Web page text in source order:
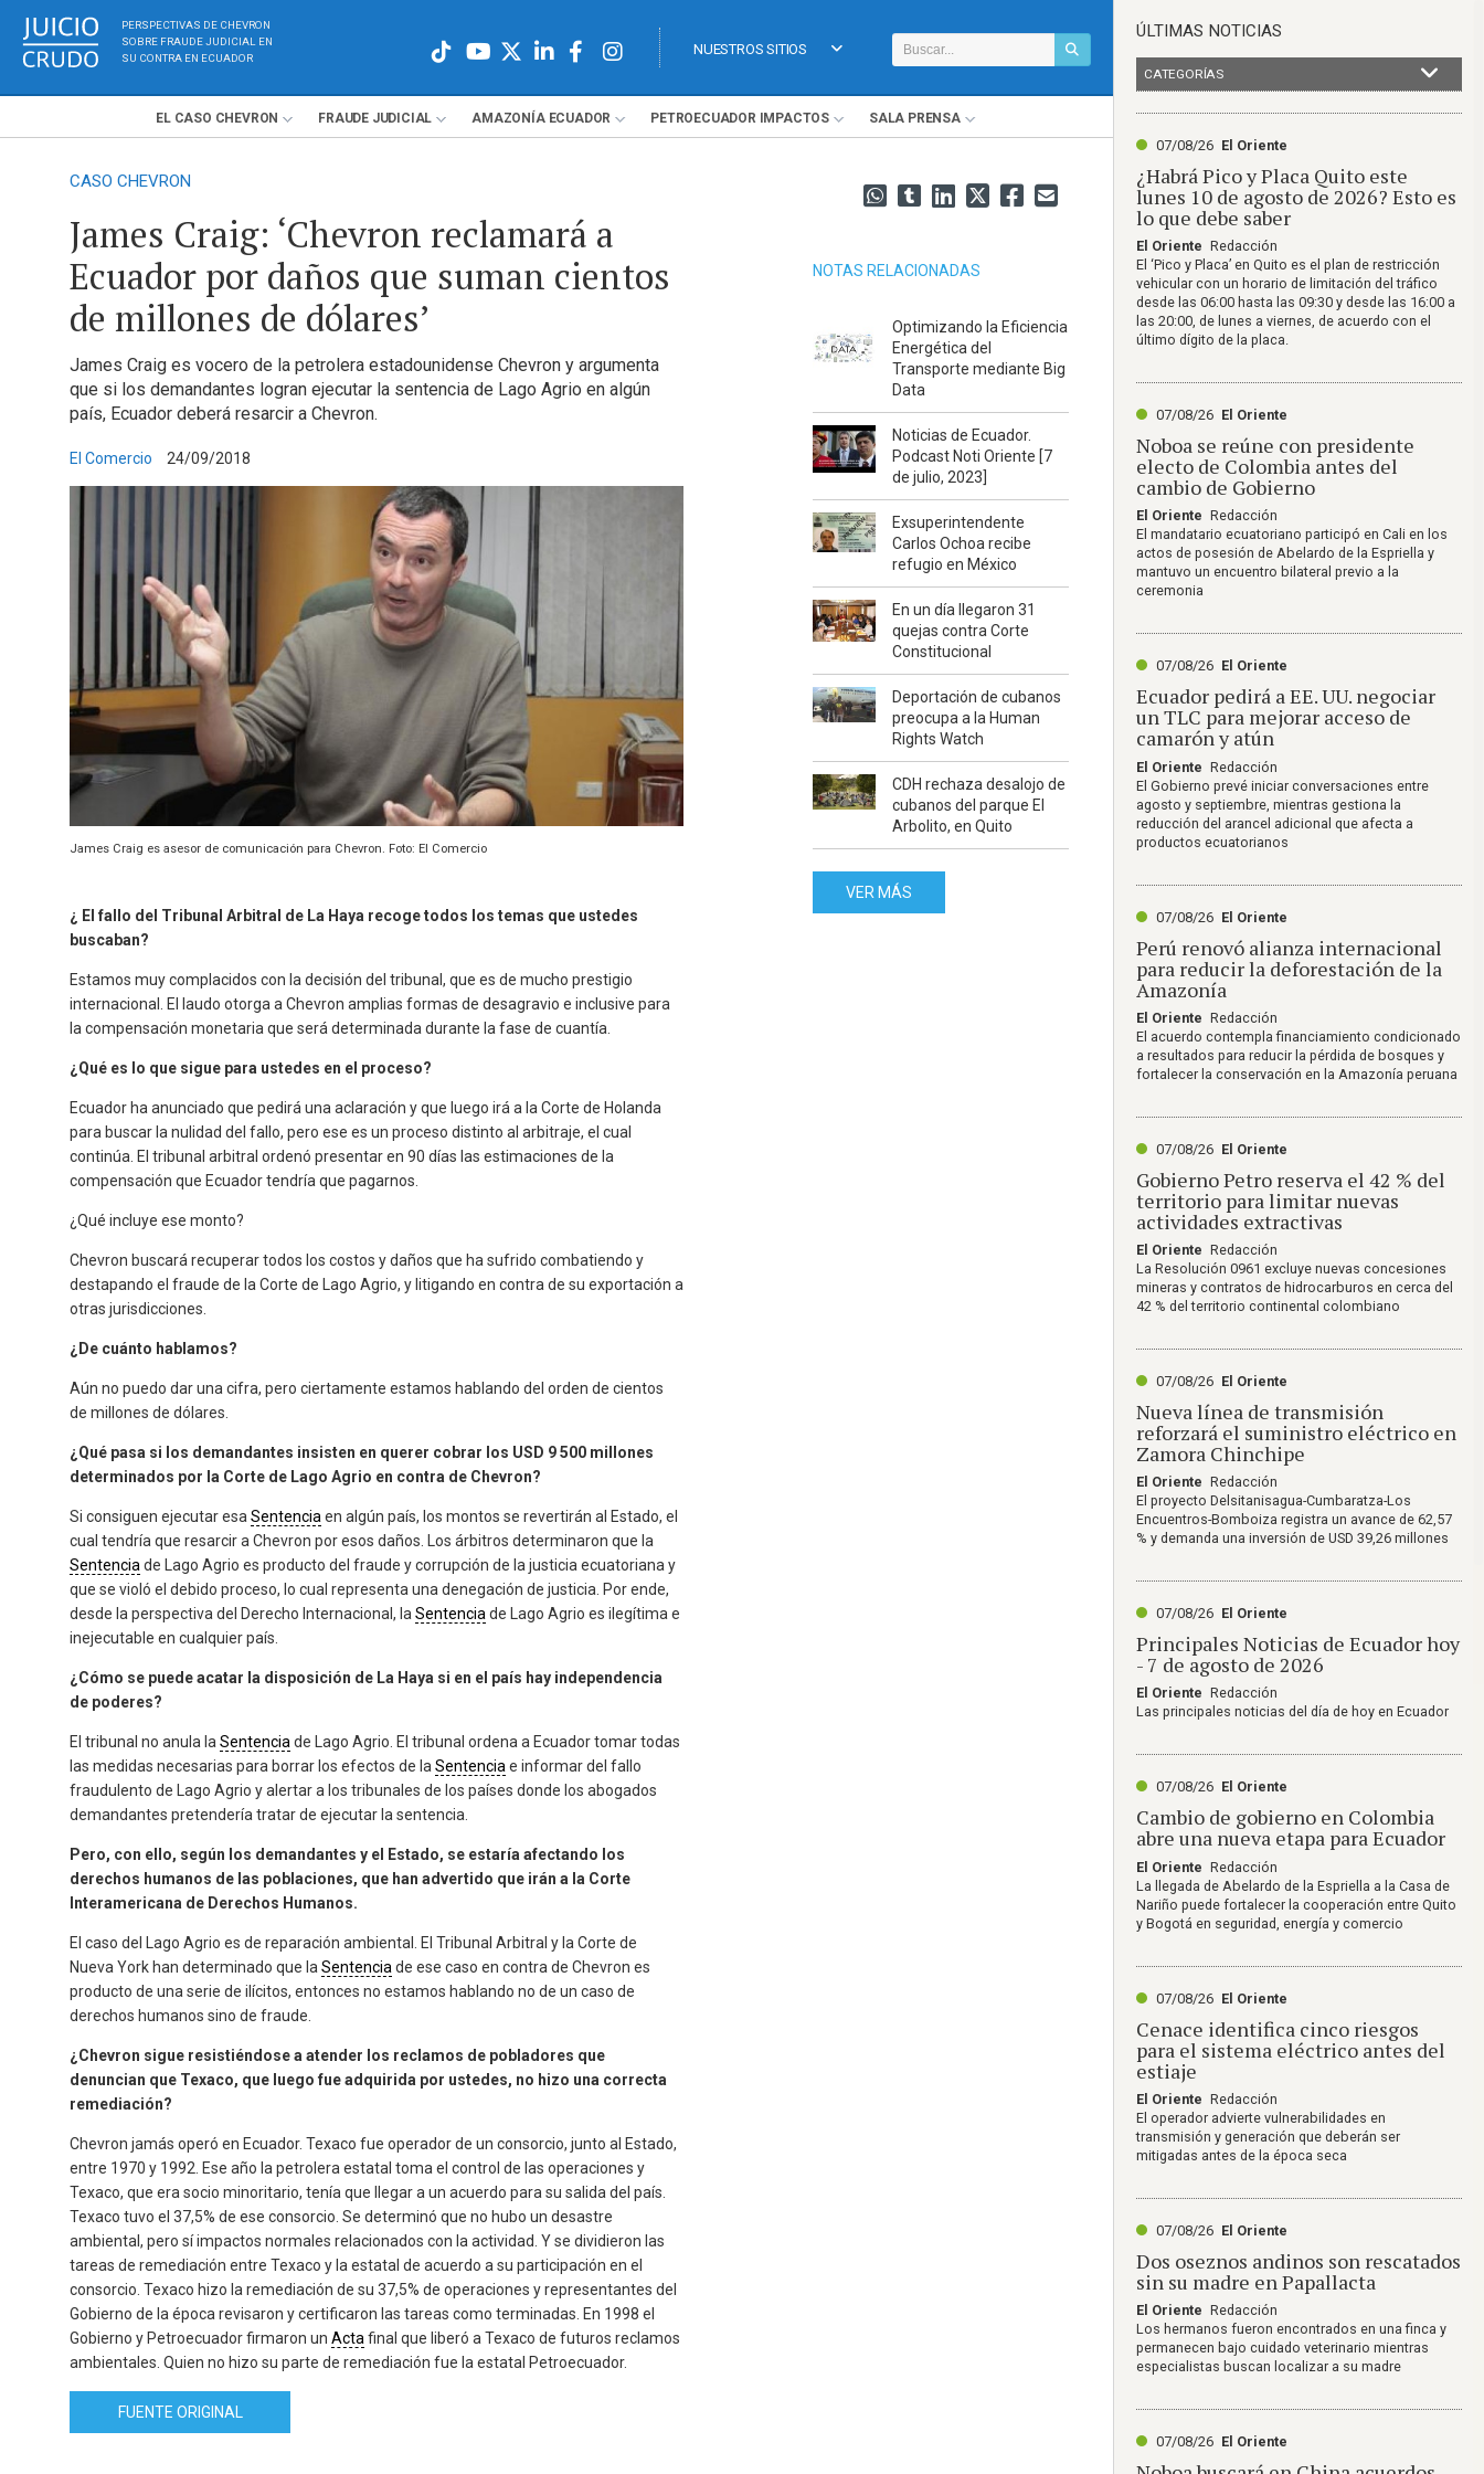
PERSPECTIVAS DE CHEVRON
SOBRE FRAUDE JUDICIAL EN
SU CONTRA EN ECUADOR
NUESTROS SITIOS
EL CASO CHEVRON FRAUDE JUDICIAL AMAZONÍA ECUADOR PETROECUADOR IMPACTOS SALA PRENSA
CASO CHEVRON
James Craig: ‘Chevron reclamará a
Ecuador por daños que suman cientos
de millones de dólares’
James Craig es vocero de la petrolera estadounidense Chevron y argumenta
que si los demandantes logran ejecutar la sentencia de Lago Agrio en algún
país, Ecuador deberá resarcir a Chevron.
El Comercio 24/09/2018
James Craig es asesor de comunicación para Chevron. Foto: El Comercio
¿ El fallo del Tribunal Arbitral de La Haya recoge todos los temas que ustedes
buscaban?
Estamos muy complacidos con la decisión del tribunal, que es de mucho prestigio
internacional. El laudo otorga a Chevron amplias formas de desagravio e inclusive para
la compensación monetaria que será determinada durante la fase de cuantía.
¿Qué es lo que sigue para ustedes en el proceso?
Ecuador ha anunciado que pedirá una aclaración y que luego irá a la Corte de Holanda
para buscar la nulidad del fallo, pero ese es un proceso distinto al arbitraje, el cual
continúa. El tribunal arbitral ordenó presentar en 90 días las estimaciones de la
compensación que Ecuador tendría que pagarnos.
¿Qué incluye ese monto?
Chevron buscará recuperar todos los costos y daños que ha sufrido combatiendo y
destapando el fraude de la Corte de Lago Agrio, y litigando en contra de su exportación a
otras jurisdicciones.
¿De cuánto hablamos?
Aún no puedo dar una cifra, pero ciertamente estamos hablando del orden de cientos
de millones de dólares.
¿Qué pasa si los demandantes insisten en querer cobrar los USD 9 500 millones
determinados por la Corte de Lago Agrio en contra de Chevron?
Si consiguen ejecutar esaSentencia en algún país, los montos se revertirán al Estado, el
cual tendría que resarcir a Chevron por esos daños. Los árbitros determinaron que la
Sentencia de Lago Agrio es producto del fraude y corrupción de la justicia ecuatoriana y
que se violó el debido proceso, lo cual representa una denegación de justicia. Por ende,
desde la perspectiva del Derecho Internacional, laSentencia de Lago Agrio es ilegítima e
inejecutable en cualquier país.
¿Cómo se puede acatar la disposición de La Haya si en el país hay independencia
de poderes?
El tribunal no anula laSentencia de Lago Agrio. El tribunal ordena a Ecuador tomar todas
las medidas necesarias para borrar los efectos de laSentencia e informar del fallo
fraudulento de Lago Agrio y alertar a los tribunales de los países donde los abogados
demandantes pretendería tratar de ejecutar la sentencia.
Pero, con ello, según los demandantes y el Estado, se estaría afectando los
derechos humanos de las poblaciones, que han advertido que irán a la Corte
Interamericana de Derechos Humanos.
El caso del Lago Agrio es de reparación ambiental. El Tribunal Arbitral y la Corte de
Nueva York han determinado que laSentencia de ese caso en contra de Chevron es
producto de una serie de ilícitos, entonces no estamos hablando no de un caso de
derechos humanos sino de fraude.
¿Chevron sigue resistiéndose a atender los reclamos de pobladores que
denuncian que Texaco, que luego fue adquirida por ustedes, no hizo una correcta
remediación?
Chevron jamás operó en Ecuador. Texaco fue operador de un consorcio, junto al Estado,
entre 1970 y 1992. Ese año la petrolera estatal toma el control de las operaciones y
Texaco, que era socio minoritario, tenía que llegar a un acuerdo para su salida del país.
Texaco tuvo el 37,5% de ese consorcio. Se determinó que no hubo un desastre
ambiental, pero sí impactos normales relacionados con la actividad. Y se dividieron las
tareas de remediación entre Texaco y la estatal de acuerdo a su participación en el
consorcio. Texaco hizo la remediación de su 37,5% de operaciones y representantes del
Gobierno de la época revisaron y certificaron las tareas como terminadas. En 1998 el
Gobierno y Petroecuador firmaron unActa final que liberó a Texaco de futuros reclamos
ambientales. Quien no hizo su parte de remediación fue la estatal Petroecuador.
FUENTE ORIGINAL
NOTAS RELACIONADAS
Optimizando la Eficiencia
Energética del
Transporte mediante Big
Data
Noticias de Ecuador.
Podcast Noti Oriente [7
de julio, 2023]
Exsuperintendente
Carlos Ochoa recibe
refugio en México
En un día llegaron 31
quejas contra Corte
Constitucional
Deportación de cubanos
preocupa a la Human
Rights Watch
CDH rechaza desalojo de
cubanos del parque El
Arbolito, en Quito
VER MÁS
ÚLTIMAS NOTICIAS
CATEGORÍAS
07/08/26 El Oriente
¿Habrá Pico y Placa Quito este
lunes 10 de agosto de 2026? Esto es
lo que debe saber
El Oriente Redacción
El ‘Pico y Placa’ en Quito es el plan de restricción
vehicular con un horario de limitación del tráfico
desde las 06:00 hasta las 09:30 y desde las 16:00 a
las 20:00, de lunes a viernes, de acuerdo con el
último dígito de la placa.
07/08/26 El Oriente
Noboa se reúne con presidente
electo de Colombia antes del
cambio de Gobierno
El Oriente Redacción
El mandatario ecuatoriano participó en Cali en los
actos de posesión de Abelardo de la Espriella y
mantuvo un encuentro bilateral previo a la
ceremonia
07/08/26 El Oriente
Ecuador pedirá a EE. UU. negociar
un TLC para mejorar acceso de
camarón y atún
El Oriente Redacción
El Gobierno prevé iniciar conversaciones entre
agosto y septiembre, mientras gestiona la
reducción del arancel adicional que afecta a
productos ecuatorianos
07/08/26 El Oriente
Perú renovó alianza internacional
para reducir la deforestación de la
Amazonía
El Oriente Redacción
El acuerdo contempla financiamiento condicionado
a resultados para reducir la pérdida de bosques y
fortalecer la conservación en la Amazonía peruana
07/08/26 El Oriente
Gobierno Petro reserva el 42 % del
territorio para limitar nuevas
actividades extractivas
El Oriente Redacción
La Resolución 0961 excluye nuevas concesiones
mineras y contratos de hidrocarburos en cerca del
42 % del territorio continental colombiano
07/08/26 El Oriente
Nueva línea de transmisión
reforzará el suministro eléctrico en
Zamora Chinchipe
El Oriente Redacción
El proyecto Delsitanisagua-Cumbaratza-Los
Encuentros-Bomboiza registra un avance de 62,57
% y demanda una inversión de USD 39,26 millones
07/08/26 El Oriente
Principales Noticias de Ecuador hoy
- 7 de agosto de 2026
El Oriente Redacción
Las principales noticias del día de hoy en Ecuador
07/08/26 El Oriente
Cambio de gobierno en Colombia
abre una nueva etapa para Ecuador
El Oriente Redacción
La llegada de Abelardo de la Espriella a la Casa de
Nariño puede fortalecer la cooperación entre Quito
y Bogotá en seguridad, energía y comercio
07/08/26 El Oriente
Cenace identifica cinco riesgos
para el sistema eléctrico antes del
estiaje
El Oriente Redacción
El operador advierte vulnerabilidades en
transmisión y generación que deberán ser
mitigadas antes de la época seca
07/08/26 El Oriente
Dos oseznos andinos son rescatados
sin su madre en Papallacta
El Oriente Redacción
Los hermanos fueron encontrados en una finca y
permanecen bajo cuidado veterinario mientras
especialistas buscan localizar a su madre
07/08/26 El Oriente